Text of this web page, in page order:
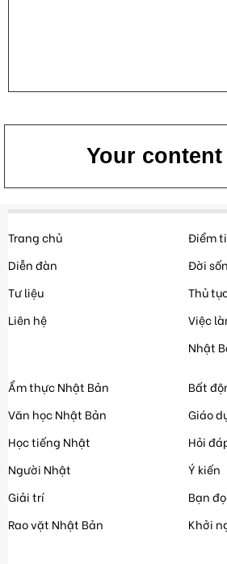
Your content
Trang chủ
Diễn đàn
Tư liệu
Liên hệ
Điểm
Đời
Thủ
Việc
Nhật
Ẩm thực Nhật Bản
Văn học Nhật Bản
Học tiếng Nhật
Người Nhật
Giải trí
Rao vặt Nhật Bản
Bất
Giáo
Hỏi
Ý kiến
Bạn
Khởi